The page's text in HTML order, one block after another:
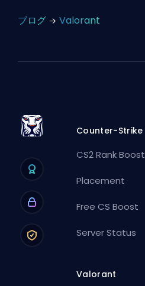
ブログ Valorant
Counter-Strike
CS2 Rank Boost
Placement
Free CS Boost
Server Status
Valorant